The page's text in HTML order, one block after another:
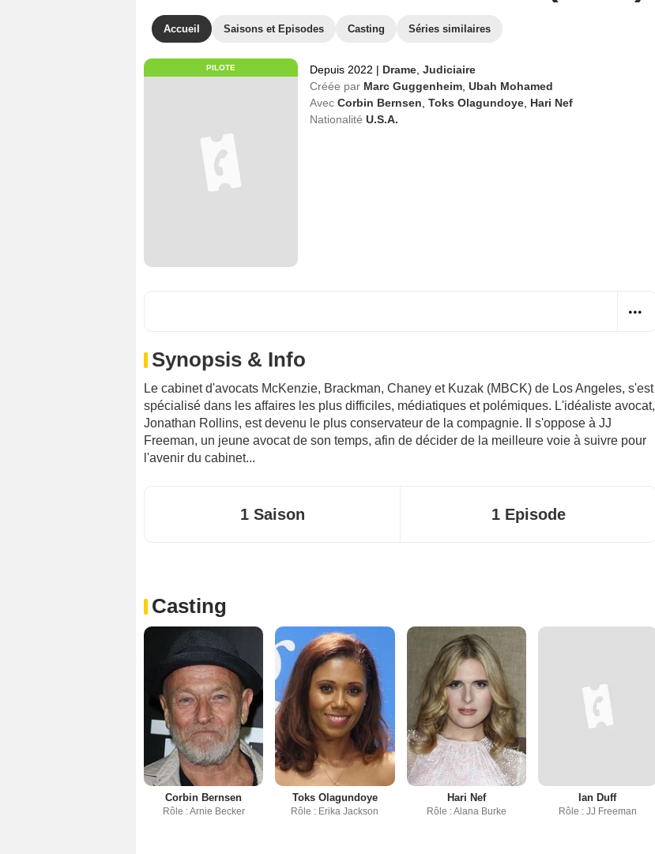
Accueil Saisons et Episodes Casting Séries similaires
PILOTE Depuis 2022 | Drame Judiciaire
Créée par Marc Guggenheim Ubah Mohamed
Avec Corbin Bernsen Toks Olagundoye Hari Nef
Nationalité U.S.A.
Synopsis & Info
Le cabinet d'avocats McKenzie, Brackman, Chaney et Kuzak (MBCK) de Los Angeles, s'est
spécialisé dans les affaires les plus difficiles, médiatiques et polémiques. L'idéaliste avocat,
Jonathan Rollins, est devenu le plus conservateur de la compagnie. Il s'oppose à JJ
Freeman, un jeune avocat de son temps, afin de décider de la meilleure voie à suivre pour
l'avenir du cabinet...
1 Saison 1 Episode
Casting
Corbin Bernsen
Rôle : Arnie Becker
Toks Olagundoye
Rôle : Erika Jackson
Hari Nef
Rôle : Alana Burke
Ian Duff
Rôle : JJ Freeman